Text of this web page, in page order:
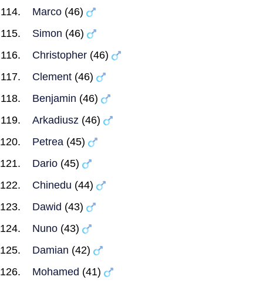
Marco (46)
Simon (46)
Christopher (46)
Clement (46)
Benjamin (46)
Arkadiusz (46)
Petrea (45)
Dario (45)
Chinedu (44)
Dawid (43)
Nuno (43)
Damian (42)
Mohamed (41)